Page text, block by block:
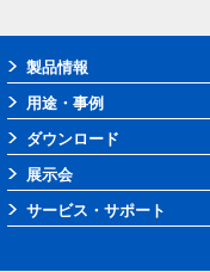
製品情報
用途・事例
ダウンロード
展示会
サービス・サポート